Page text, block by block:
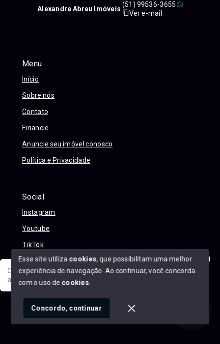
Olá! Sua jornada ao novo imóvel começa aqui. Como posso
ajudar?
Menu
Início
Sobre nós
Contato
Financie
Anuncie seu imóvel conosco
Política e Privacidade
Social
Instagram
Youtube
TikTok
© Copyright 2026 - Alexandre Abreu Imóveis - Todos os
SITE PARA IMOBILIARIA
Alexandre Abreu Imóveis
(51) 99536-3655
Ver e-mail
Esse site utiliza cookies, que possibilitam uma melhor
experiência de navegação. Ao continuar, você concorda
com o uso de cookies
Concordo, continuar